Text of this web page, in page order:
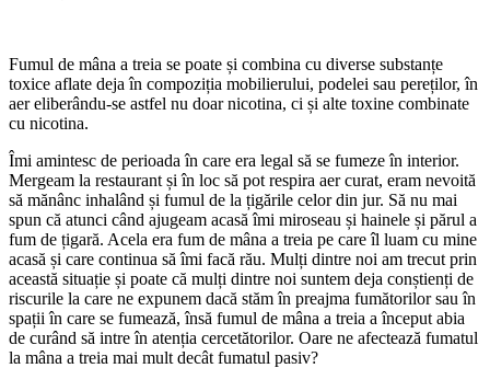
Fumul de mâna a treia se poate și combina cu diverse substanțe
toxice aflate deja în compoziția mobilierului, podelei sau pereților, în
aer eliberându-se astfel nu doar nicotina, ci și alte toxine combinate
cu nicotina.
Îmi amintesc de perioada în care era legal să se fumeze în interior.
Mergeam la restaurant și în loc să pot respira aer curat, eram nevoită
să mănânc inhalând și fumul de la țigările celor din jur. Să nu mai
spun că atunci când ajugeam acasă îmi miroseau și hainele și părul a
fum de țigară. Acela era fum de mâna a treia pe care îl luam cu mine
acasă și care continua să îmi facă rău. Mulți dintre noi am trecut prin
această situație și poate că mulți dintre noi suntem deja conștienți de
riscurile la care ne expunem dacă stăm în preajma fumătorilor sau în
spații în care se fumează, însă fumul de mâna a treia a început abia
de curând să intre în atenția cercetătorilor. Oare ne afectează fumatul
la mâna a treia mai mult decât fumatul pasiv?